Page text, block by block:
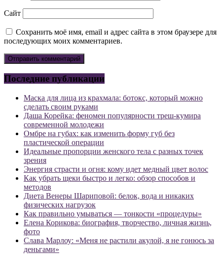
Сайт
Сохранить моё имя, email и адрес сайта в этом браузере для
последующих моих комментариев.
Последние публикации
Маска для лица из крахмала: ботокс, который можно
сделать своим руками
Даша Корейка: феномен популярности треш-кумира
современной молодежи
Омбре на губах: как изменить форму губ без
пластической операции
Идеальные пропорции женского тела с разных точек
зрения
Энергия страсти и огня: кому идет медный цвет волос
Как убрать щеки быстро и легко: обзор способов и
методов
Диета Венеры Шариповой: белок, вода и никаких
физических нагрузок
Как правильно умываться — тонкости «процедуры»
Елена Корикова: биография, творчество, личная жизнь,
фото
Слава Марлоу: «Меня не растили акулой, я не гонюсь за
деньгами»